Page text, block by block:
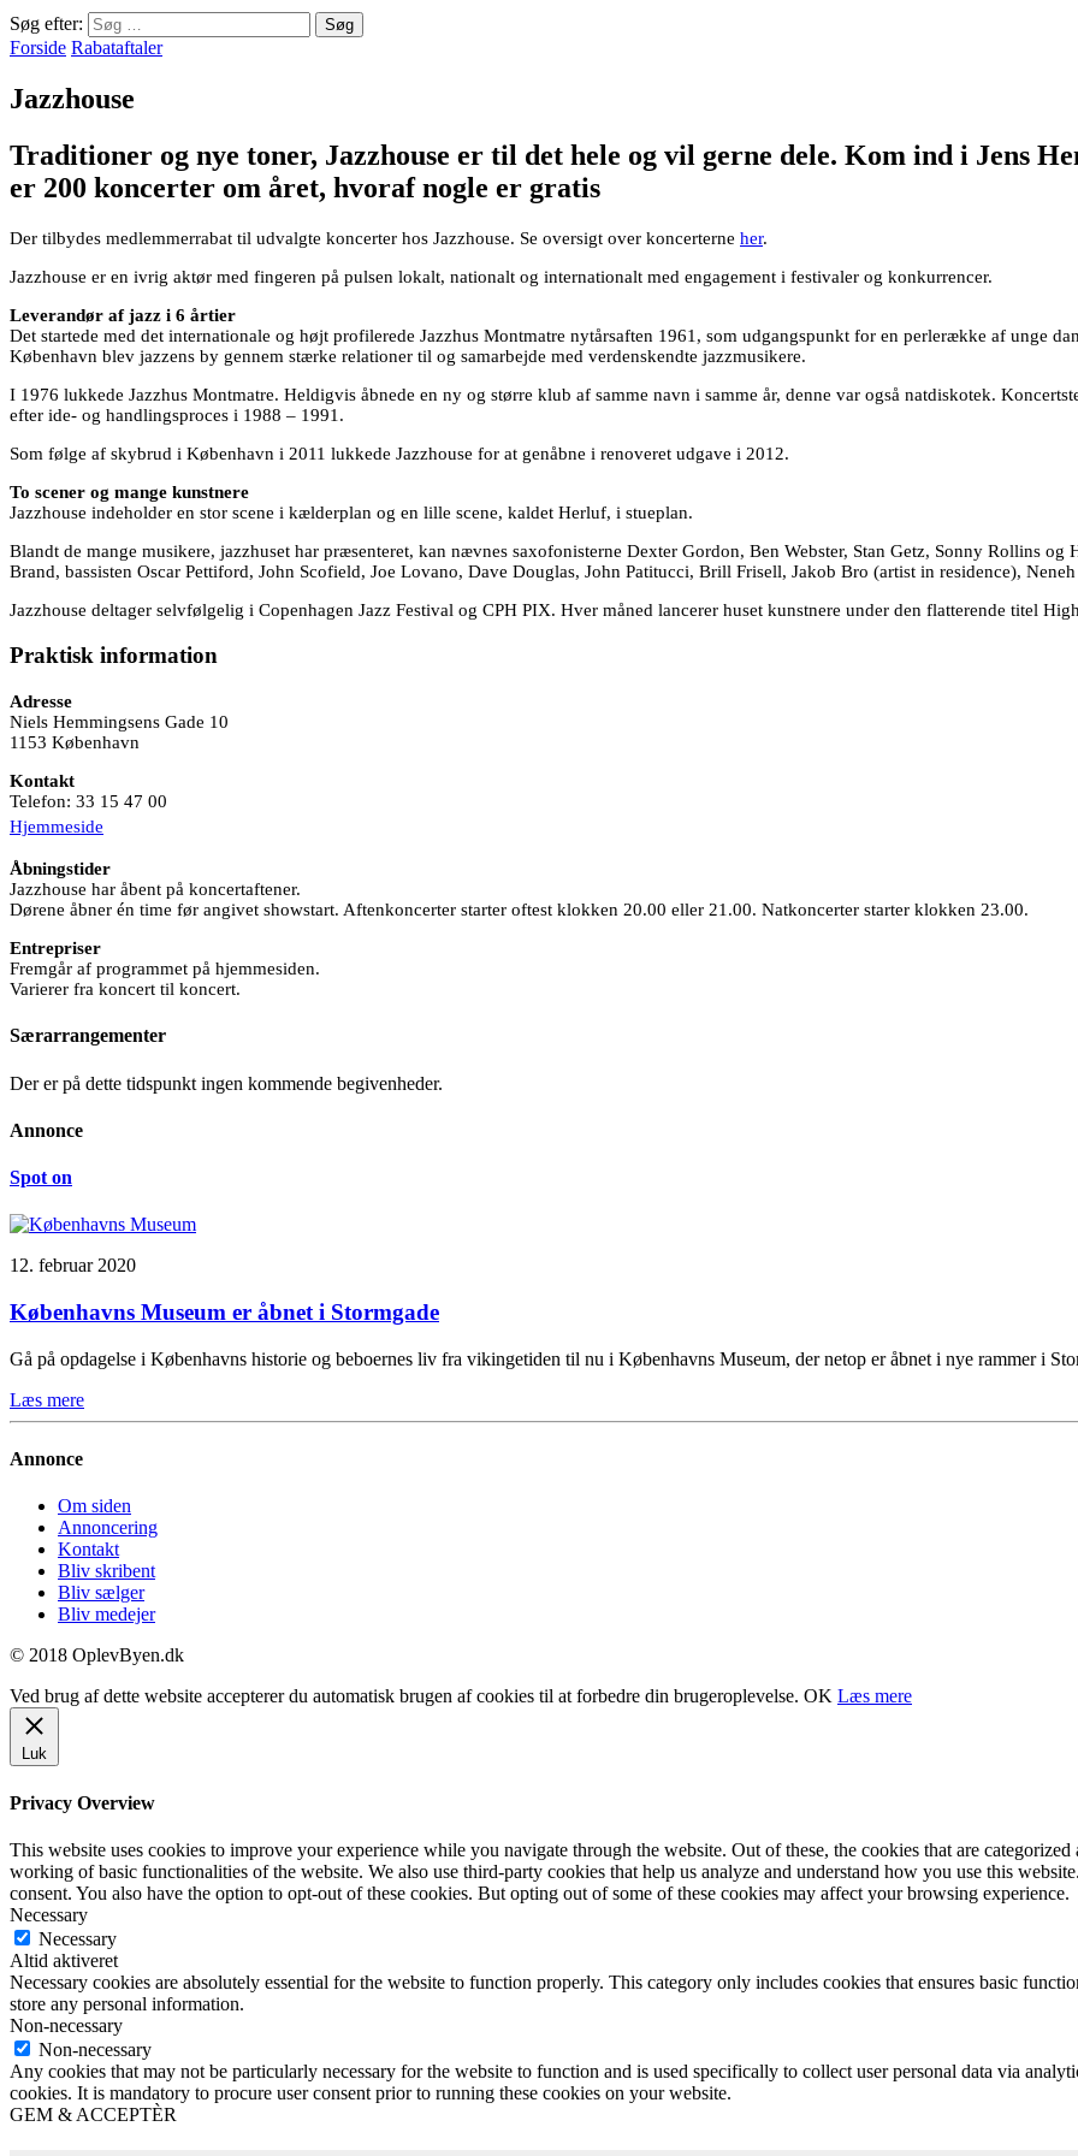
Søg efter:
Forside Rabataftaler
Jazzhouse
Traditioner og nye toner, Jazzhouse er til det hele og vil gerne dele. Kom ind i Jens
er 200 koncerter om året, hvoraf nogle er gratis
Der tilbydes medlemmerrabat til udvalgte koncerter hos Jazzhouse. Se oversigt over koncerterne her.
Jazzhouse er en ivrig aktør med fingeren på pulsen lokalt, nationalt og internationalt med engagement i festivaler og konkurrencer.
Leverandør af jazz i 6 årtier
Det startede med det internationale og højt profilerede Jazzhus Montmatre nytårsaften 1961, som udgangspunkt for en perlerække af unge
København blev jazzens by gennem stærke relationer til og samarbejde med verdenskendte jazzmusikere.
I 1976 lukkede Jazzhus Montmatre. Heldigvis åbnede en ny og større klub af samme navn i samme år, denne var også natdiskotek.
efter ide- og handlingsproces i 1988 – 1991.
Som følge af skybrud i København i 2011 lukkede Jazzhouse for at genåbne i renoveret udgave i 2012.
To scener og mange kunstnere
Jazzhouse indeholder en stor scene i kælderplan og en lille scene, kaldet Herluf, i stueplan.
Blandt de mange musikere, jazzhuset har præsenteret, kan nævnes saxofonisterne Dexter Gordon, Ben Webster, Stan Getz, Sonny Rollins
Brand, bassisten Oscar Pettiford, John Scofield, Joe Lovano, Dave Douglas, John Patitucci, Brill Frisell, Jakob Bro (artist in residence),
Jazzhouse deltager selvfølgelig i Copenhagen Jazz Festival og CPH PIX. Hver måned lancerer huset kunstnere under den flatterende titel
Praktisk information
Adresse
Niels Hemmingsens Gade 10
1153 København
Kontakt
Telefon: 33 15 47 00
Hjemmeside
Åbningstider
Jazzhouse har åbent på koncertaftener.
Dørene åbner én time før angivet showstart. Aftenkoncerter starter oftest klokken 20.00 eller 21.00. Natkoncerter starter klokken 23.00.
Entrepriser
Fremgår af programmet på hjemmesiden.
Varierer fra koncert til koncert.
Særarrangementer
Der er på dette tidspunkt ingen kommende begivenheder.
Annonce
Spot on
12. februar 2020
Københavns Museum er åbnet i Stormgade
Gå på opdagelse i Københavns historie og beboernes liv fra vikingetiden til nu i Københavns Museum, der netop er åbnet i nye rammer i
Læs mere
Annonce
Om siden
Annoncering
Kontakt
Bliv skribent
Bliv sælger
Bliv medejer
© 2018 OplevByen.dk
Ved brug af dette website accepterer du automatisk brugen af cookies til at forbedre din brugeroplevelse. OK Læs mere
Luk
Privacy Overview
This website uses cookies to improve your experience while you navigate through the website. Out of these, the cookies that are categorized
working of basic functionalities of the website. We also use third-party cookies that help us analyze and understand how you use this
consent. You also have the option to opt-out of these cookies. But opting out of some of these cookies may affect your browsing experience.
Necessary
Necessary
Altid aktiveret
Necessary cookies are absolutely essential for the website to function properly. This category only includes cookies that ensures basic
store any personal information.
Non-necessary
Non-necessary
Any cookies that may not be particularly necessary for the website to function and is used specifically to collect user personal data via
cookies. It is mandatory to procure user consent prior to running these cookies on your website.
GEM & ACCEPTÈR